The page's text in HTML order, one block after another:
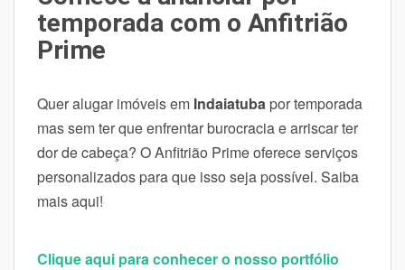
temporada com o Anfitrião
Prime
Quer alugar imóveis em Indaiatuba por temporada
mas sem ter que enfrentar burocracia e arriscar ter
dor de cabeça? O Anfitrião Prime oferece serviços
personalizados para que isso seja possível. Saiba
mais aqui!
Clique aqui para conhecer o nosso portfólio